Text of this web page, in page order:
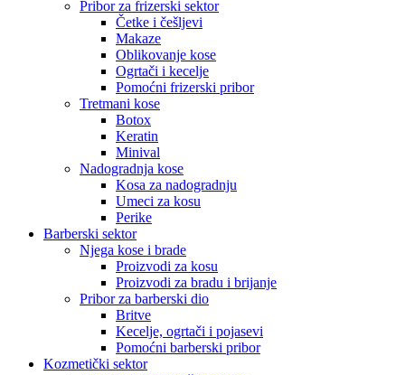
Pribor za frizerski sektor
Četke i češljevi
Makaze
Oblikovanje kose
Ogrtači i kecelje
Pomoćni frizerski pribor
Tretmani kose
Botox
Keratin
Minival
Nadogradnja kose
Kosa za nadogradnju
Umeci za kosu
Perike
Barberski sektor
Njega kose i brade
Proizvodi za kosu
Proizvodi za bradu i brijanje
Pribor za barberski dio
Britve
Kecelje, ogrtači i pojasevi
Pomoćni barberski pribor
Kozmetički sektor